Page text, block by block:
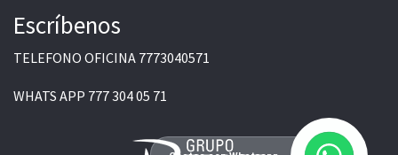
Escríbenos
TELEFONO OFICINA 7773040571
WHATS APP 777 304 05 71